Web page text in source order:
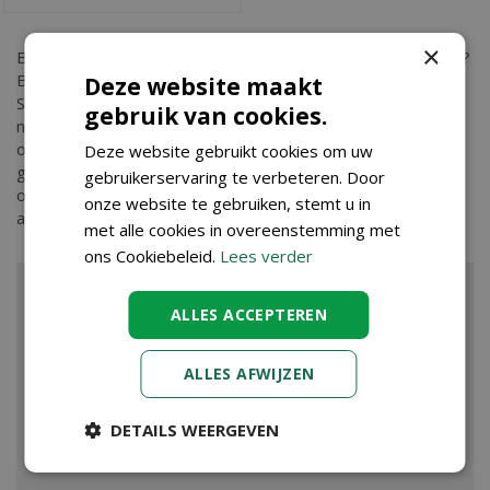
Bent u op zoek naar Limburgs wit grind 30-60 mm 20 kg ?
Bij Tuincenter Vincent in Dendermonde, nabij Aalst, Gent en
Sint Niklaas, vindt u Limburgs wit grind 30-60 mm 20 kg en
nog vele andere tuinartikelen. Kopen doet u eenvoudig in
onze webshop. Wilt u meer informatie over Limburgs wit
grind 30-60 mm 20 kg dan bent u ook van harte welkom in
ons tuincenter waar onze ervaren medewerkers u kunnen
adviseren. Graag tot ziens!
×
Deze website maakt
gebruik van cookies.
Deze website gebruikt cookies om uw
gebruikerservaring te verbeteren. Door
onze website te gebruiken, stemt u in
met alle cookies in overeenstemming met
ons Cookiebeleid. Lees verder
ALLES ACCEPTEREN
ALLES AFWIJZEN
DETAILS WEERGEVEN